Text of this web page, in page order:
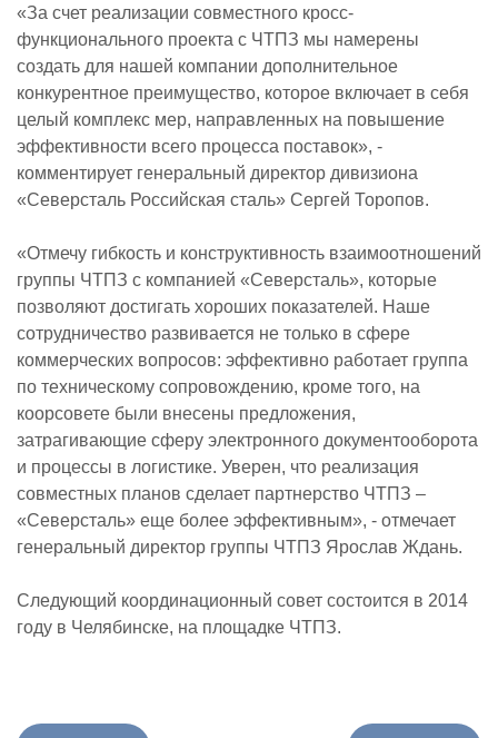
«За счет реализации совместного кросс-
функционального проекта с ЧТПЗ мы намерены
создать для нашей компании дополнительное
конкурентное преимущество, которое включает в себя
целый комплекс мер, направленных на повышение
эффективности всего процесса поставок», -
комментирует генеральный директор дивизиона
«Северсталь Российская cталь» Сергей Торопов.
«Отмечу гибкость и конструктивность взаимоотношений
группы ЧТПЗ с компанией «Северсталь», которые
позволяют достигать хороших показателей. Наше
сотрудничество развивается не только в сфере
коммерческих вопросов: эффективно работает группа
по техническому сопровождению, кроме того, на
коорсовете были внесены предложения,
затрагивающие сферу электронного документооборота
и процессы в логистике. Уверен, что реализация
совместных планов сделает партнерство ЧТПЗ –
«Северсталь» еще более эффективным», - отмечает
генеральный директор группы ЧТПЗ Ярослав Ждань.
Следующий координационный совет состоится в 2014
году в Челябинске, на площадке ЧТПЗ.